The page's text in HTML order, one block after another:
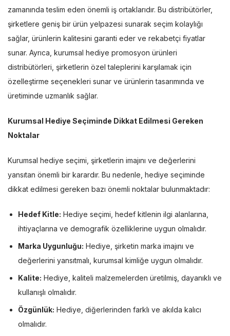
zamanında teslim eden önemli iş ortaklarıdır. Bu distribütörler,
şirketlere geniş bir ürün yelpazesi sunarak seçim kolaylığı
sağlar, ürünlerin kalitesini garanti eder ve rekabetçi fiyatlar
sunar. Ayrıca, kurumsal hediye promosyon ürünleri
distribütörleri, şirketlerin özel taleplerini karşılamak için
özelleştirme seçenekleri sunar ve ürünlerin tasarımında ve
üretiminde uzmanlık sağlar.
Kurumsal Hediye Seçiminde Dikkat Edilmesi Gereken
Noktalar
Kurumsal hediye seçimi, şirketlerin imajını ve değerlerini
yansıtan önemli bir karardır. Bu nedenle, hediye seçiminde
dikkat edilmesi gereken bazı önemli noktalar bulunmaktadır:
Hedef Kitle: Hediye seçimi, hedef kitlenin ilgi alanlarına,
ihtiyaçlarına ve demografik özelliklerine uygun olmalıdır.
Marka Uygunluğu: Hediye, şirketin marka imajını ve
değerlerini yansıtmalı, kurumsal kimliğe uygun olmalıdır.
Kalite: Hediye, kaliteli malzemelerden üretilmiş, dayanıklı ve
kullanışlı olmalıdır.
Özgünlük: Hediye, diğerlerinden farklı ve akılda kalıcı
olmalıdır.